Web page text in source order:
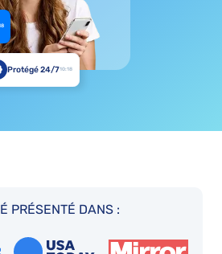
Protégé 24/710:18
PRÉSENTÉ DANS :